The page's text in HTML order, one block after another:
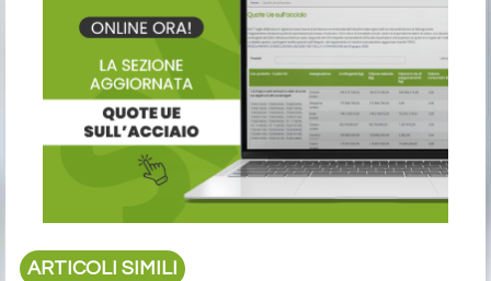
ARTICOLI SIMILI